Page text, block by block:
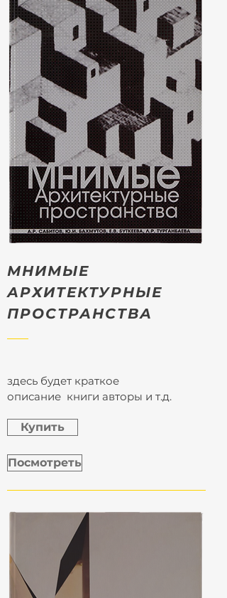
МНИМЫЕ
АРХИТЕКТУРНЫЕ
ПРОСТРАНСТВА
здесь будет краткое
описание книги авторы и т.д.
Купить
Посмотреть